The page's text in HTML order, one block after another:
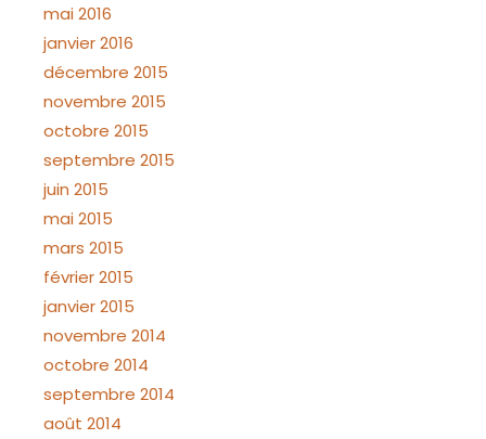
mai 2016
janvier 2016
décembre 2015
novembre 2015
octobre 2015
septembre 2015
juin 2015
mai 2015
mars 2015
février 2015
janvier 2015
novembre 2014
octobre 2014
septembre 2014
août 2014